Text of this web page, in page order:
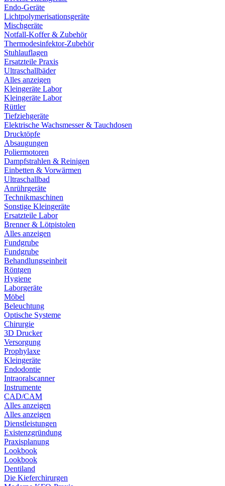
Endo-Geräte
Lichtpolymerisationsgeräte
Mischgeräte
Notfall-Koffer & Zubehör
Thermodesinfektor-Zubehör
Stuhlauflagen
Ersatzteile Praxis
Ultraschallbäder
Alles anzeigen
Kleingeräte Labor
Kleingeräte Labor
Rüttler
Tiefziehgeräte
Elektrische Wachsmesser & Tauchdosen
Drucktöpfe
Absaugungen
Poliermotoren
Dampfstrahlen & Reinigen
Einbetten & Vorwärmen
Ultraschallbad
Anrührgeräte
Technikmaschinen
Sonstige Kleingeräte
Ersatzteile Labor
Brenner & Lötpistolen
Alles anzeigen
Fundgrube
Fundgrube
Behandlungseinheit
Röntgen
Hygiene
Laborgeräte
Möbel
Beleuchtung
Optische Systeme
Chirurgie
3D Drucker
Versorgung
Prophylaxe
Kleingeräte
Endodontie
Intraoralscanner
Instrumente
CAD/CAM
Alles anzeigen
Alles anzeigen
Dienstleistungen
Existenzgründung
Praxisplanung
Lookbook
Lookbook
Dentiland
Die Kieferchirurgen